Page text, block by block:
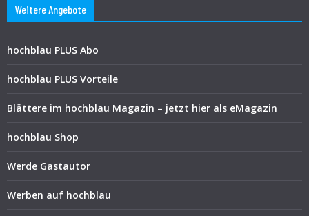
Weitere Angebote
hochblau PLUS Abo
hochblau PLUS Vorteile
Blättere im hochblau Magazin – jetzt hier als eMagazin
hochblau Shop
Werde Gastautor
Werben auf hochblau